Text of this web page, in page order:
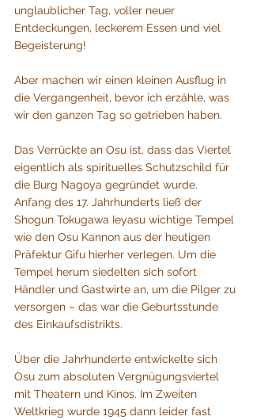
unglaublicher Tag, voller neuer
Entdeckungen, leckerem Essen und viel
Begeisterung!
Aber machen wir einen kleinen Ausflug in
die Vergangenheit, bevor ich erzähle, was
wir den ganzen Tag so getrieben haben.
Das Verrückte an Osu ist, dass das Viertel
eigentlich als spirituelles Schutzschild für
die Burg Nagoya gegründet wurde.
Anfang des 17. Jahrhunderts ließ der
Shogun Tokugawa Ieyasu wichtige Tempel
wie den Osu Kannon aus der heutigen
Präfektur Gifu hierher verlegen. Um die
Tempel herum siedelten sich sofort
Händler und Gastwirte an, um die Pilger zu
versorgen – das war die Geburtsstunde
des Einkaufsdistrikts.
Über die Jahrhunderte entwickelte sich
Osu zum absoluten Vergnügungsviertel
mit Theatern und Kinos. Im Zweiten
Weltkrieg wurde 1945 dann leider fast